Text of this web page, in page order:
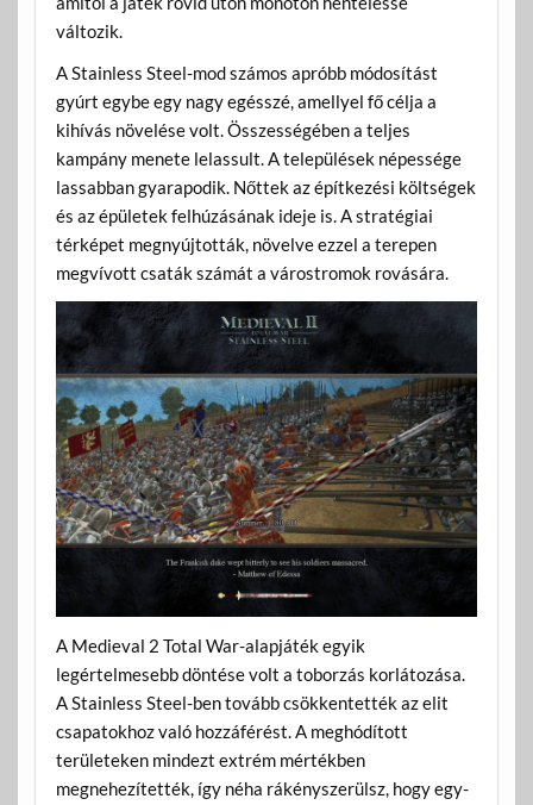
változik.
A Stainless Steel-mod számos apróbb módosítást
gyúrt egybe egy nagy egésszé, amellyel fő célja a
kihívás növelése volt. Összességében a teljes
kampány menete lelassult. A települések népessége
lassabban gyarapodik. Nőttek az építkezési költségek
és az épületek felhúzásának ideje is. A stratégiai
térképet megnyújtották, növelve ezzel a terepen
megvívott csaták számát a várostromok rovására.
A Medieval 2 Total War-alapjáték egyik
legértelmesebb döntése volt a toborzás korlátozása.
A Stainless Steel-ben tovább csökkentették az elit
csapatokhoz való hozzáférést. A meghódított
területeken mindezt extrém mértékben
megnehezítették, így néha rákényszerülsz, hogy egy-